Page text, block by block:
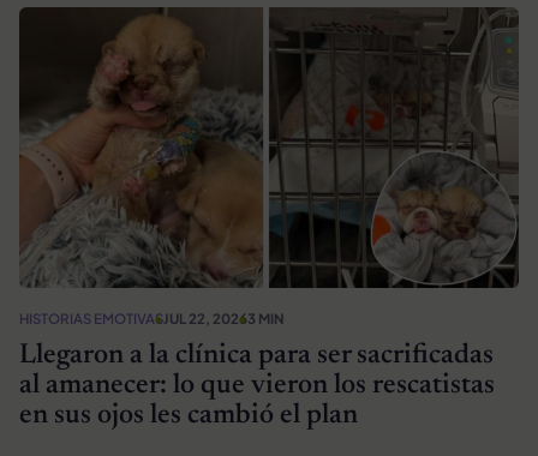
HISTORIAS EMOTIVASJUL 22, 20263 MIN
Llegaron a la clínica para ser sacrificadas
al amanecer: lo que vieron los rescatistas
en sus ojos les cambió el plan